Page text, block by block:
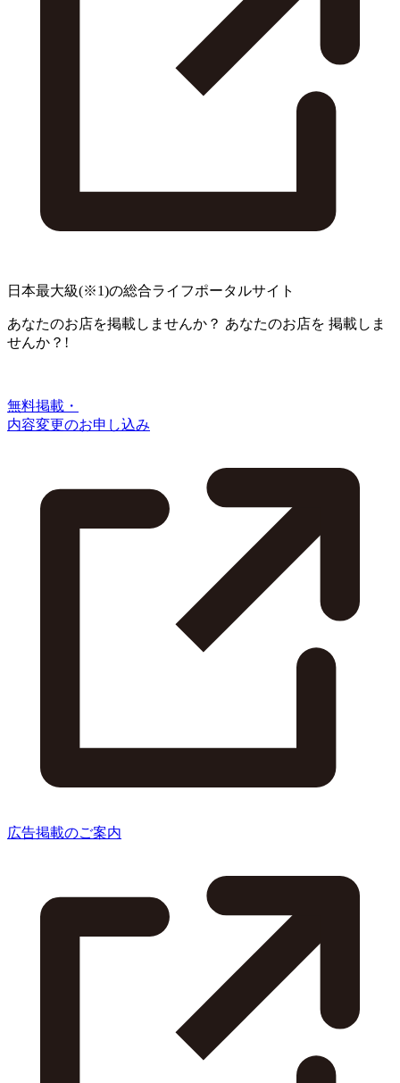
日本最大級(※1)の総合ライフポータルサイト
あなたのお店を掲載しませんか？ あなたのお店を 掲載しま
せんか？!
無料掲載・
内容変更のお申し込み
広告掲載のご案内